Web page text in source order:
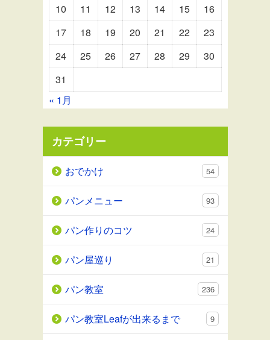
10
11 12 13 14 15
16
17
18 19 20 21 22
23
24
25 26 27 28 29
30
31
« 1月
カテゴリー
おでかけ 54
パンメニュー 93
パン作りのコツ 24
パン屋巡り 21
パン教室 236
パン教室Leafが出来るまで 9